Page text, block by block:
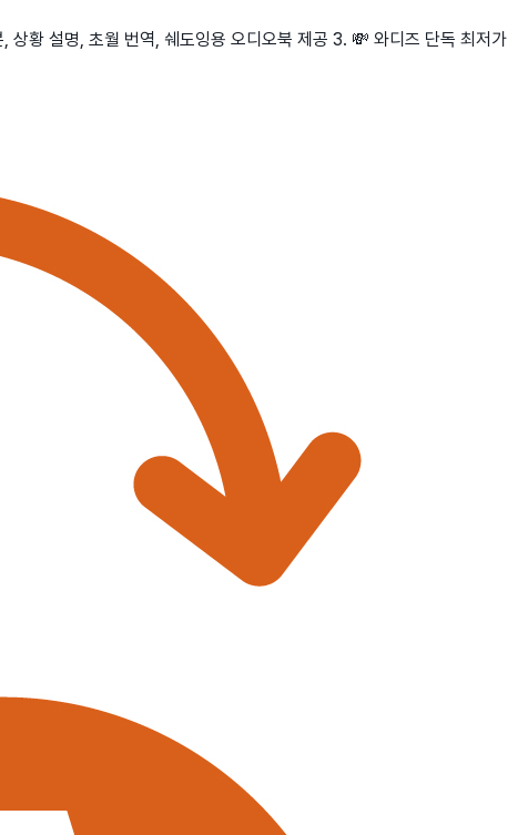
황 설명, 초월 번역, 쉐도잉용 오디오북 제공 3. 💸 와디즈 단독 최저가